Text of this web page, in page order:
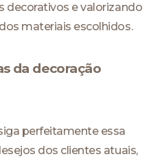
decorativos e valorizando
materiais escolhidos.
da decoração
perfeitamente essa
dos clientes atuais,